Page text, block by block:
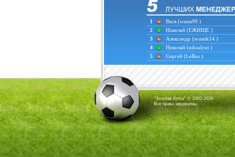
1 Вася (wasia99 )
2
Николай (ЕЖИЩЕ )
3
Александр (svastik14 )
4
Николай (niksalyut )
5
Сергей (LeRus )
"Золотая бутса" © 2002-2026
Все права защищены.